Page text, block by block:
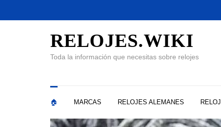
RELOJES.WIKI
Toda la información que necesitas sobre relojes
🏠 MARCAS RELOJES ALEMANES